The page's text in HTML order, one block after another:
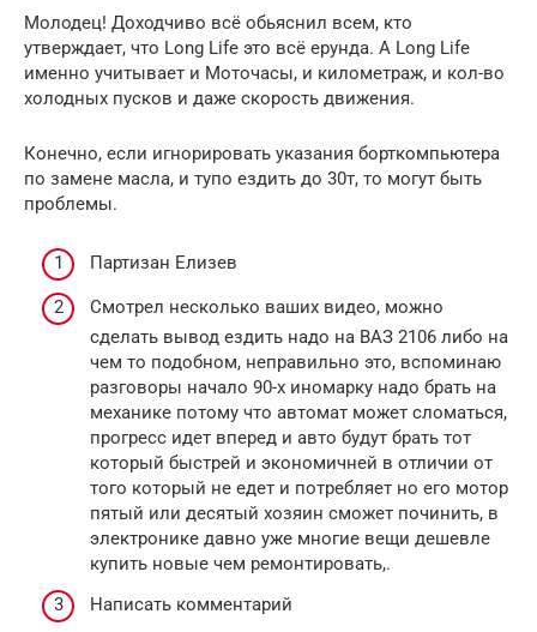
Молодец! Доходчиво всё обьяснил всем, кто
утверждает, что Long Life это всё ерунда. А Long Life
именно учитывает и Моточасы, и километраж, и кол-во
холодных пусков и даже скорость движения.
Конечно, если игнорировать указания борткомпьютера
по замене масла, и тупо ездить до 30т, то могут быть
проблемы.
Партизан Елизев
Смотрел несколько ваших видео, можно
сделать вывод ездить надо на ВАЗ 2106 либо на
чем то подобном, неправильно это, вспоминаю
разговоры начало 90-х иномарку надо брать на
механике потому что автомат может сломаться,
прогресс идет вперед и авто будут брать тот
который быстрей и экономичней в отличии от
того который не едет и потребляет но его мотор
пятый или десятый хозяин сможет починить, в
электронике давно уже многие вещи дешевле
купить новые чем ремонтировать,.
Написать комментарий